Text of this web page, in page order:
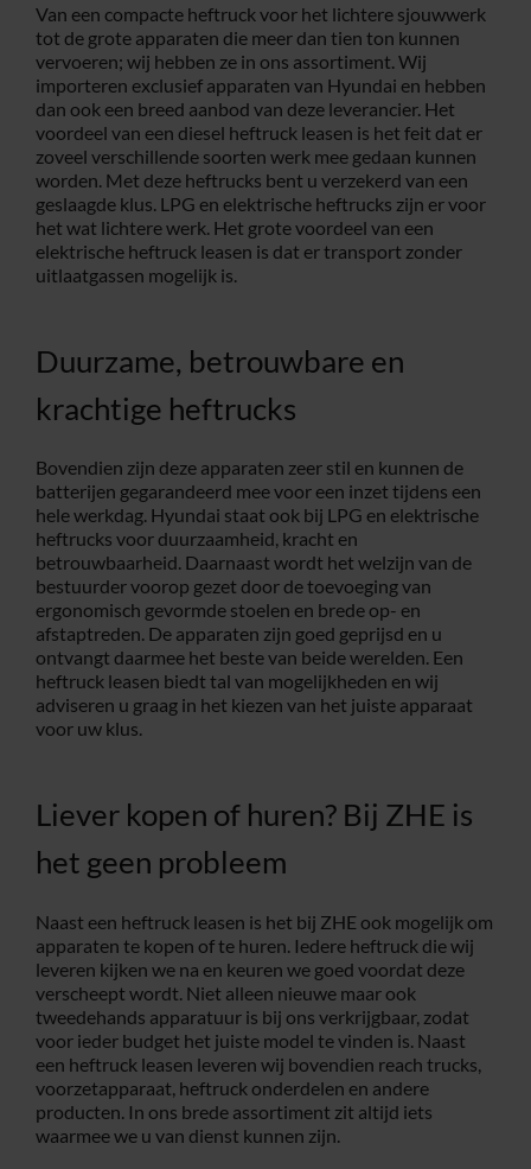
Van een compacte heftruck voor het lichtere sjouwwerk
tot de grote apparaten die meer dan tien ton kunnen
vervoeren; wij hebben ze in ons assortiment. Wij
importeren exclusief apparaten van Hyundai en hebben
dan ook een breed aanbod van deze leverancier. Het
voordeel van een diesel heftruck leasen is het feit dat er
zoveel verschillende soorten werk mee gedaan kunnen
worden. Met deze heftrucks bent u verzekerd van een
geslaagde klus. LPG en elektrische heftrucks zijn er voor
het wat lichtere werk. Het grote voordeel van een
elektrische heftruck leasen is dat er transport zonder
uitlaatgassen mogelijk is.
Duurzame, betrouwbare en
krachtige heftrucks
Bovendien zijn deze apparaten zeer stil en kunnen de
batterijen gegarandeerd mee voor een inzet tijdens een
hele werkdag. Hyundai staat ook bij LPG en elektrische
heftrucks voor duurzaamheid, kracht en
betrouwbaarheid. Daarnaast wordt het welzijn van de
bestuurder voorop gezet door de toevoeging van
ergonomisch gevormde stoelen en brede op- en
afstaptreden. De apparaten zijn goed geprijsd en u
ontvangt daarmee het beste van beide werelden. Een
heftruck leasen biedt tal van mogelijkheden en wij
adviseren u graag in het kiezen van het juiste apparaat
voor uw klus.
Liever kopen of huren? Bij ZHE is
het geen probleem
Naast een heftruck leasen is het bij ZHE ook mogelijk om
apparaten te kopen of te huren. Iedere heftruck die wij
leveren kijken we na en keuren we goed voordat deze
verscheept wordt. Niet alleen nieuwe maar ook
tweedehands apparatuur is bij ons verkrijgbaar, zodat
voor ieder budget het juiste model te vinden is. Naast
een heftruck leasen leveren wij bovendien reach trucks,
voorzetapparaat, heftruck onderdelen en andere
producten. In ons brede assortiment zit altijd iets
waarmee we u van dienst kunnen zijn.